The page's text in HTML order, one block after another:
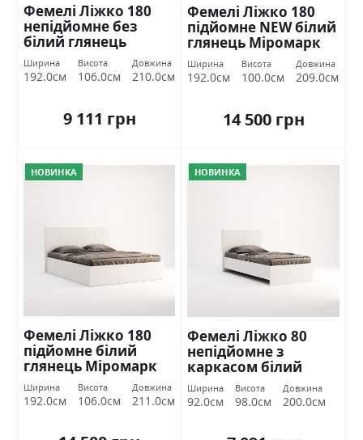
Фемелі Ліжко 180
непідйомне без
білий глянець
Міромарк
Ширина
192.0см
Висота
106.0см
Довжина
210.0см
9 111 грн
Фемелі Ліжко 180
підйомне NEW білий
глянець Міромарк
Ширина
192.0см
Висота
100.0см
Довжина
209.0см
14 500 грн
НОВИНКА
Фемелі Ліжко 180
підйомне білий
глянець Міромарк
Ширина
192.0см
Висота
106.0см
Довжина
211.0см
НОВИНКА
Фемелі Ліжко 80
непідйомне з
каркасом білий
глянець Міромарк
Ширина
92.0см
Висота
98.0см
Довжина
200.0см